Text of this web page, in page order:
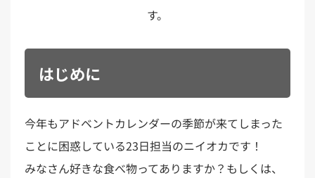
す。
はじめに
今年もアドベントカレンダーの季節が来てしまった
ことに困惑している23日担当のニイオカです！
みなさん好きな食べ物ってありますか？もしくは、